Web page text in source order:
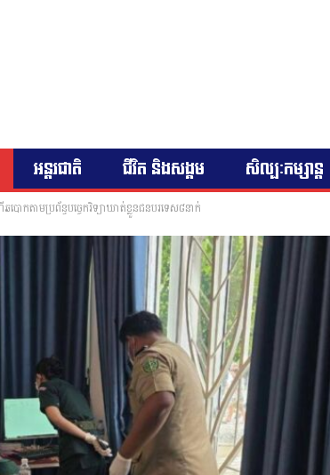
អន្តរជាតិ ជីវិត និងសង្គម សិល្បៈកម្សាន្ត
ឆបោកតាមប្រព័ន្ធបច្ចេកវិទ្យាឃាត់ខ្លួនជនបរទេស៨នាក់